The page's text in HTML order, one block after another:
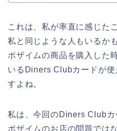
これは、私が率直に感じた
私と同じような人もいるか
ポザイムの商品を購入した
いるDiners Clubカードが
すよね。
私は、今回のDiners Clubカ
ポザイムのお店の問題では